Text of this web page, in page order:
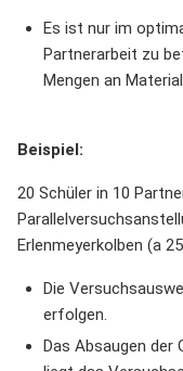
Es ist nur im
Partnerarbeit zu
Mengen an
Beispiel:
20 Schüler in 10
Erlenmeyerkolben (a
Die
erfolgen.
Das Absaugen der